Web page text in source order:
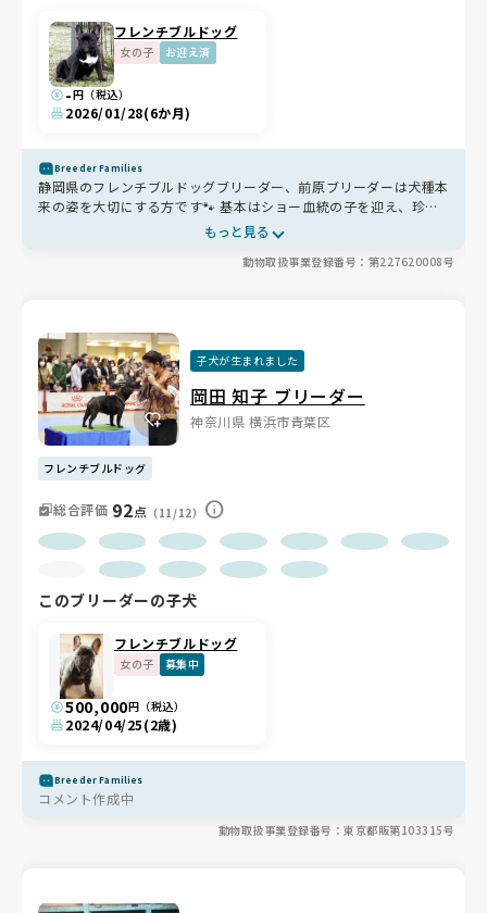
フレンチブルドッグ
女の子 お迎え済
-円（税込）
2026/01/28(6か月)
Breeder Families
静岡県のフレンチブルドッグブリーダー、前原ブリーダーは犬種本
来の姿を大切にする方です🐾 基本はショー血統の子を迎え、珍し
いカラーや極端に小さい子を作る繁殖は行わず、健康を最優先にし
ています。見学では母犬と父犬に必ず会えるので、成長後の大きさ
や性格の傾向を見通したうえで安心してお迎えを決められます。お
ます。秋には年1回のファミリー会もあり、長く続くつながりが生
まれています😊
もっと見る
動物取扱事業登録番号：第227620008号
子犬が生まれました
岡田 知子 ブリーダー
神奈川県 横浜市青葉区
フレンチブルドッグ
総合評価 92点 （11/12）
このブリーダーの子犬
フレンチブルドッグ
女の子 募集中
500,000円（税込）
2024/04/25(2歳)
Breeder Families
コメント作成中
動物取扱事業登録番号：東京都販第103315号